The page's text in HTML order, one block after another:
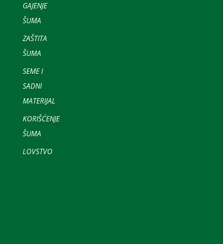
GAJENJE
ŠUMA
ZAŠTITA
ŠUMA
SEME I
SADNI
MATERIJAL
KORIŠĆENJE
ŠUMA
LOVSTVO